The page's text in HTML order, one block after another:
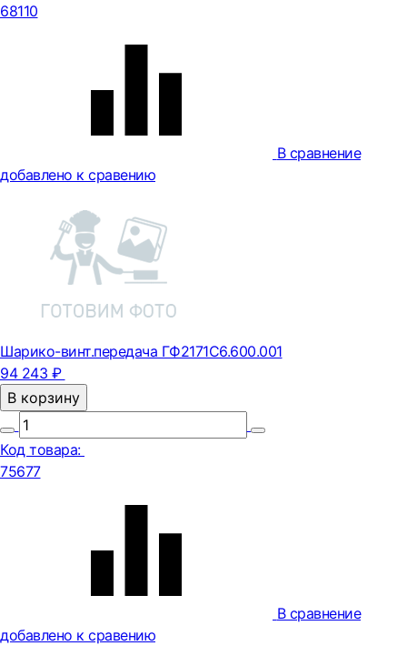
68110
В сравнение
добавлено к сравению
Шарико-винт.передача ГФ2171С6.600.001
94 243 ₽
В корзину
Код товара:
75677
В сравнение
добавлено к сравению